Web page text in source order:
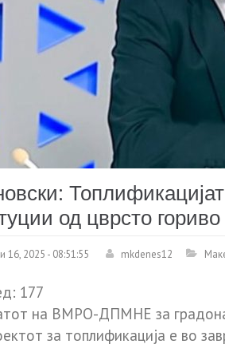
од цврсто
16, 2025 - 08:51:55 mkdenes12
177
на ВМРО-ДПМНЕ за
за топлификација е во